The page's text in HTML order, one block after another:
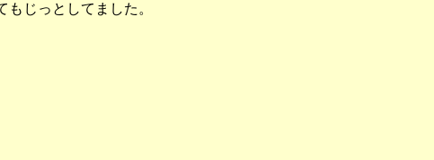
じっとしてました。